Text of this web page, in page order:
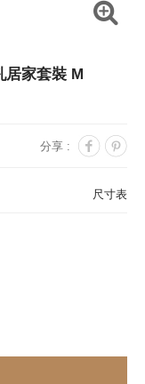
居家套裝 M
分享 :
尺寸表